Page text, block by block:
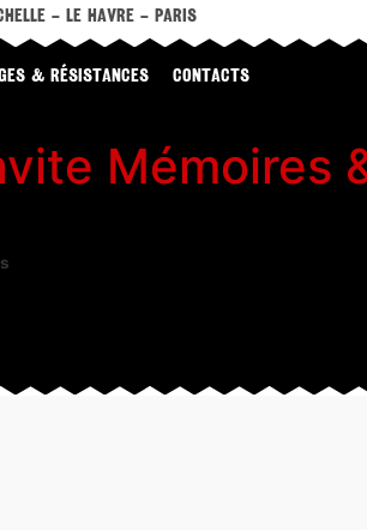
– LE HAVRE – PARIS
& RÉSISTANCES CONTACTS
Mémoires